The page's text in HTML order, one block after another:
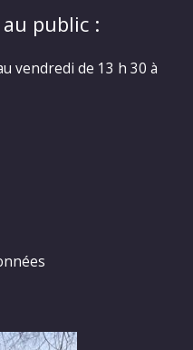
public :
vendredi de 13 h 30 à